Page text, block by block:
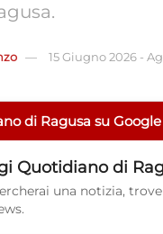
15 Giugno 2026 -
di Ragusa su
Quotidiano di
una notizia,